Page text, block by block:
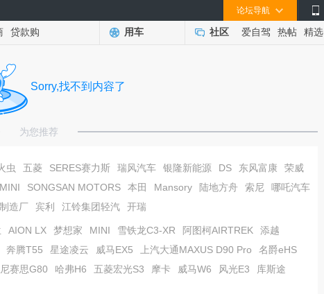
论坛导航
贷款购 用车 社区 爱自驾 热帖 精选
Sorry,找不到内容了
为您推荐
虫 五菱 SERES赛力斯 瑞风汽车 银隆新能源 DS 东风富康
荣威
MINI SONGSAN MOTORS 本田 Mansory 陆地方舟 索尼
哪吒汽车
造厂 宾利 江铃集团轻汽 开瑞
AION LX 梦想家 MINI 雪铁龙C3-XR 阿图柯AIRTREK
添越
奔腾T55 星途凌云 威马EX5 上汽大通MAXUS D90 Pro
名爵eHS
赛思G80 哈弗H6 五菱宏光S3 摩卡 威马W6 风光E3
库斯途